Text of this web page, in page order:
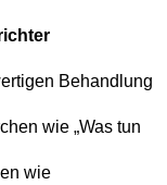
Behandlung
wie „Was tun
wie